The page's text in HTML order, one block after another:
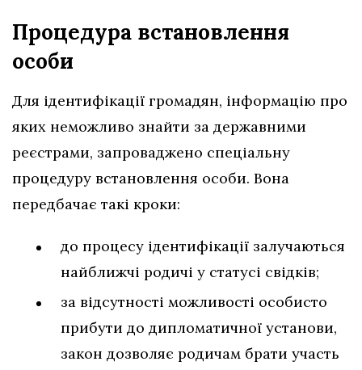
Процедура встановлення
особи
Для ідентифікації громадян, інформацію про
яких неможливо знайти за державними
реєстрами, запроваджено спеціальну
процедуру встановлення особи. Вона
передбачає такі кроки:
до процесу ідентифікації залучаються
найближчі родичі у статусі свідків;
за відсутності можливості особисто
прибути до дипломатичної установи,
закон дозволяє родичам брати участь